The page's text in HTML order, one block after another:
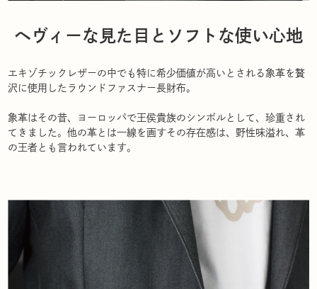
ヘヴィーな見た目とソフトな使い心地
エキゾチックレザーの中でも特に希少価値が高いとされる象革を贅
沢に使用したラウンドファスナー長財布。
象革はその昔、ヨーロッパで王侯貴族のシンボルとして、珍重され
てきました。他の革とは一線を画すその存在感は、野性味溢れ、革
の王者とも言われています。